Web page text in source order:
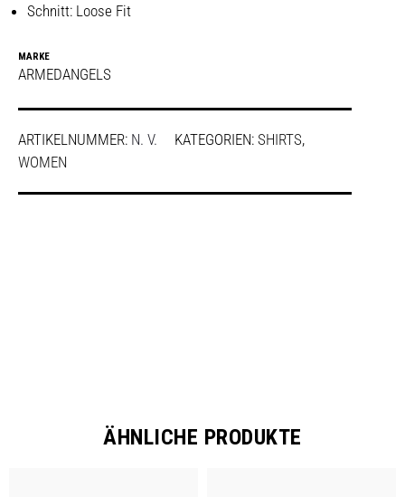
Schnitt: Loose Fit
MARKE
ARMEDANGELS
ARTIKELNUMMER: N. V. KATEGORIEN: SHIRTS,
WOMEN
ÄHNLICHE PRODUKTE